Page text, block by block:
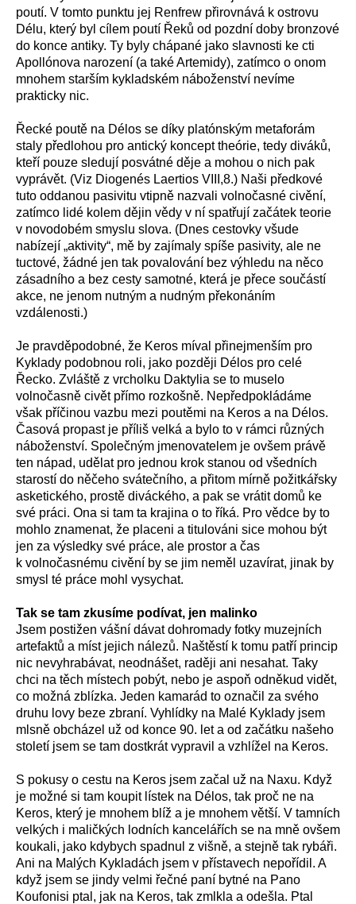
poutí. V tomto punktu jej Renfrew přirovnává k ostrovu
Délu, který byl cílem poutí Řeků od pozdní doby bronzové
do konce antiky. Ty byly chápané jako slavnosti ke cti
Apollónova narození (a také Artemidy), zatímco o onom
mnohem starším kykladském náboženství nevíme
prakticky nic.
Řecké poutě na Délos se díky platónským metaforám
staly předlohou pro antický koncept theórie, tedy diváků,
kteří pouze sledují posvátné děje a mohou o nich pak
vyprávět. (Viz Diogenés Laertios VIII,8.) Naši předkové
tuto oddanou pasivitu vtipně nazvali volnočasné civění,
zatímco lidé kolem dějin vědy v ní spatřují začátek teorie
v novodobém smyslu slova. (Dnes cestovky všude
nabízejí „aktivity“, mě by zajímaly spíše pasivity, ale ne
tuctové, žádné jen tak povalování bez výhledu na něco
zásadního a bez cesty samotné, která je přece součástí
akce, ne jenom nutným a nudným překonáním
vzdálenosti.)
Je pravděpodobné, že Keros míval přinejmenším pro
Kyklady podobnou roli, jako později Délos pro celé
Řecko. Zvláště z vrcholku Daktylia se to muselo
volnočasně civět přímo rozkošně. Nepředpokládáme
však příčinou vazbu mezi poutěmi na Keros a na Délos.
Časová propast je příliš velká a bylo to v rámci různých
náboženství. Společným jmenovatelem je ovšem právě
ten nápad, udělat pro jednou krok stanou od všedních
starostí do něčeho svátečního, a přitom mírně požitkářsky
asketického, prostě diváckého, a pak se vrátit domů ke
své práci. Ona si tam ta krajina o to říká. Pro vědce by to
mohlo znamenat, že placeni a titulováni sice mohou být
jen za výsledky své práce, ale prostor a čas
k volnočasnému civění by se jim neměl uzavírat, jinak by
smysl té práce mohl vysychat.
Tak se tam zkusíme podívat, jen malinko
Jsem postižen vášní dávat dohromady fotky muzejních
artefaktů a míst jejich nálezů. Naštěstí k tomu patří princip
nic nevyhrabávat, neodnášet, raději ani nesahat. Taky
chci na těch místech pobýt, nebo je aspoň odněkud vidět,
co možná zblízka. Jeden kamarád to označil za svého
druhu lovy beze zbraní. Vyhlídky na Malé Kyklady jsem
mlsně obcházel už od konce 90. let a od začátku našeho
století jsem se tam dostkrát vypravil a vzhlížel na Keros.
S pokusy o cestu na Keros jsem začal už na Naxu. Když
je možné si tam koupit lístek na Délos, tak proč ne na
Keros, který je mnohem blíž a je mnohem větší. V tamních
velkých i maličkých lodních kancelářích se na mně ovšem
koukali, jako kdybych spadnul z višně, a stejně tak rybáři.
Ani na Malých Kykladách jsem v přístavech nepořídil. A
když jsem se jindy velmi řečné paní bytné na Pano
Koufonisi ptal, jak na Keros, tak zmlkla a odešla. Ptal